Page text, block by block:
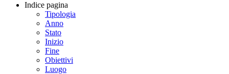
Indice pagina
Tipologia
Anno
Stato
Inizio
Fine
Obiettivi
Luogo